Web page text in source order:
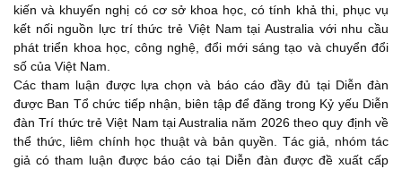
kiến và khuyến nghị có cơ sở khoa học, có tính khả thi, phục vụ
kết nối nguồn lực trí thức trẻ Việt Nam tại Australia với nhu cầu
phát triển khoa học, công nghệ, đổi mới sáng tạo và chuyển đổi
số của Việt Nam.
Các tham luận được lựa chọn và báo cáo đầy đủ tại Diễn đàn
được Ban Tổ chức tiếp nhận, biên tập để đăng trong Kỷ yếu Diễn
đàn Trí thức trẻ Việt Nam tại Australia năm 2026 theo quy định về
thể thức, liêm chính học thuật và bản quyền. Tác giả, nhóm tác
giả có tham luận được báo cáo tại Diễn đàn được đề xuất cấp